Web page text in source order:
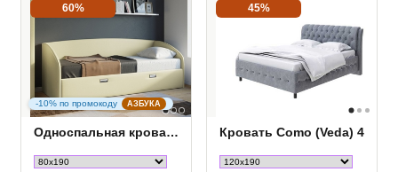
-10% по промокоду АЗБУКА
60%
Односпальная кровать Bono
45%
Кровать Como (Veda) 4